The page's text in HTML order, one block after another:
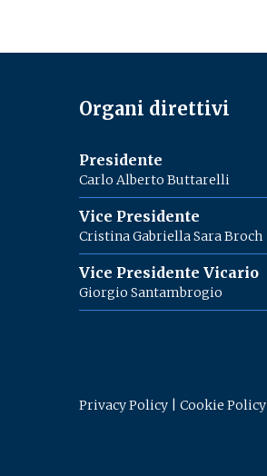
Organi direttivi
Presidente
Carlo Alberto Buttarelli
Vice Presidente
Cristina Gabriella Sara Broch
Vice Presidente Vicario
Giorgio Santambrogio
Privacy Policy |Cookie Policy